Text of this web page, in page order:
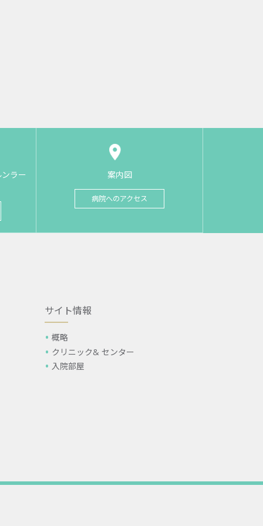
ラー
案内図
病院へのアクセス
サイト情報
概略
クリニック& センター
入院部屋